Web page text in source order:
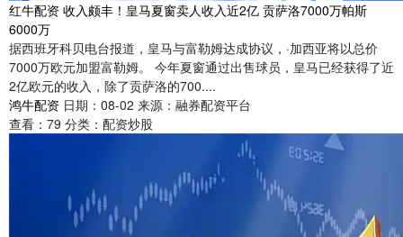
红牛配资 收入颇丰！皇马夏窗卖人收入近2亿 贡萨洛7000万帕斯
6000万
据西班牙科贝电台报道，皇马与富勒姆达成协议，·加西亚将以总价
7000万欧元加盟富勒姆。 今年夏窗通过出售球员，皇马已经获得了近
2亿欧元的收入，除了贡萨洛的700....
鸿牛配资 日期：08-02 来源：融券配资平台
查看： 79 分类： 配资炒股